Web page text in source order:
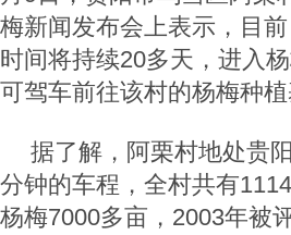
梅新闻发布会上表示，目
时间将持续20多天，进入
可驾车前往该村的杨梅种
据了解，阿栗村地处贵
分钟的车程，全村共有
杨梅7000多亩，2003年被